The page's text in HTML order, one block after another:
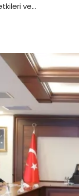
ve…